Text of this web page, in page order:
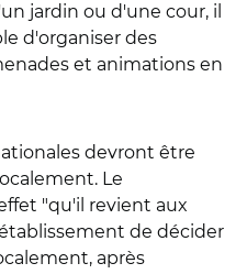
jardin ou d'une cour, il
d'organiser des
et animations en
devront être
Le
"qu'il revient aux
de décider
après